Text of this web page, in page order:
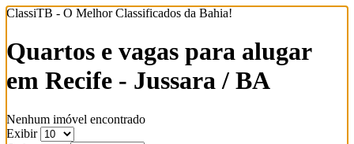
ClassiTB - O Melhor Classificados da Bahia!
Quartos e vagas para alugar
em Recife - Jussara / BA
Nenhum imóvel encontrado
Exibir